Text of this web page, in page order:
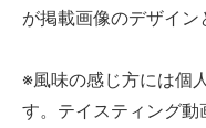
が掲載画像のデザイン
※風味の感じ方には個
す。テイスティング動